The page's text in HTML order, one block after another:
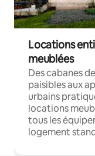
Locations
meublées
Des cabanes
paisibles aux
urbains
locations
tous les
logement